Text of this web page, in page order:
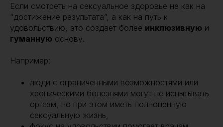
Если смотреть на сексуальное здоровье не как на
“достижение результата”, а как на путь к
удовольствию, это создаёт более инклюзивную и
гуманную основу.
Например:
люди с ограниченными возможностями или
хроническими болезнями могут не испытывать
оргазм, но при этом иметь полноценную
сексуальную жизнь,